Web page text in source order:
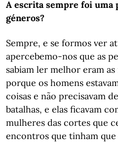
A escrita sempre foi uma
géneros?
Sempre, e se formos ver
apercebemo-nos que as
sabiam ler melhor eram
porque os homens
coisas e não precisavam
batalhas, e elas ficavam
mulheres das cortes que
encontros que tinham